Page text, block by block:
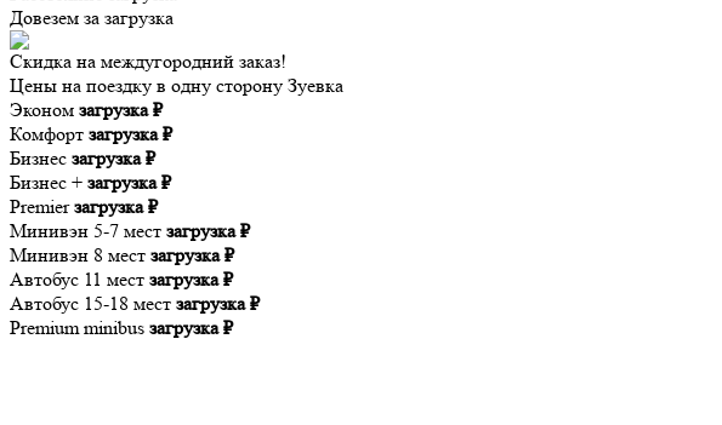
Довезем за загрузка
Скидка на междугородний заказ!
Цены на поездку в одну сторону Зуевка
Эконом загрузка ₽
Комфорт загрузка ₽
Бизнес загрузка ₽
Бизнес + загрузка ₽
Premier загрузка ₽
Минивэн 5-7 мест загрузка ₽
Минивэн 8 мест загрузка ₽
Автобус 11 мест загрузка ₽
Автобус 15-18 мест загрузка ₽
Premium minibus загрузка ₽